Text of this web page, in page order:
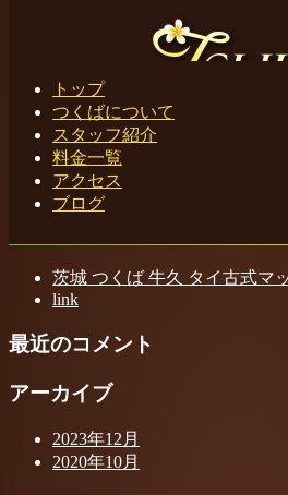
Toggle navigation
トップ
つくばについて
スタッフ紹介
料金一覧
アクセス
ブログ
充電器 茨城 つくば 牛久 タイ古式マ
茨城 つくば 牛久 タイ古式マ
link
最近のコメント
アーカイブ
2023年12月
2020年10月